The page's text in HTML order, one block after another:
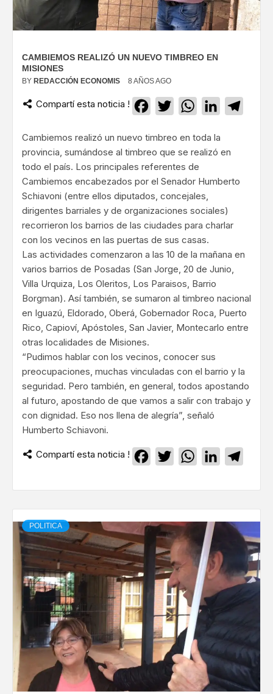
CAMBIEMOS REALIZÓ UN NUEVO TIMBREO EN
MISIONES
BY REDACCIÓN ECONOMIS 8 AÑOS AGO
Compartí esta noticia ! Facebook
TwitterWhatsApp
LinkedIn
Cambiemos realizó un nuevo timbreo en toda la
provincia, sumándose al timbreo que se realizó en
todo el país. Los principales referentes de
Cambiemos encabezados por el Senador Humberto
Schiavoni (entre ellos diputados, concejales,
dirigentes barriales y de organizaciones sociales)
recorrieron los barrios de las ciudades para charlar
con los vecinos en las puertas de sus casas.
Las actividades comenzaron a las 10 de la mañana en
varios barrios de Posadas (San Jorge, 20 de Junio,
Villa Urquiza, Los Oleritos, Los Paraisos, Barrio
Borgman). Así también, se sumaron al timbreo nacional
en Iguazú, Eldorado, Oberá, Gobernador Roca, Puerto
Rico, Capioví, Apóstoles, San Javier, Montecarlo entre
otras localidades de Misiones.
“Pudimos hablar con los vecinos, conocer sus
preocupaciones, muchas vinculadas con el barrio y la
seguridad. Pero también, en general, todos apostando
al futuro, apostando de que vamos a salir con trabajo y
con dignidad. Eso nos llena de alegría”, señaló
Humberto Schiavoni.
Compartí esta noticia ! Facebook
TwitterWhatsApp
LinkedIn
POLITICA